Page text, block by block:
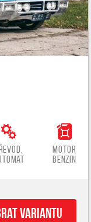
Motor
benzin
variantu